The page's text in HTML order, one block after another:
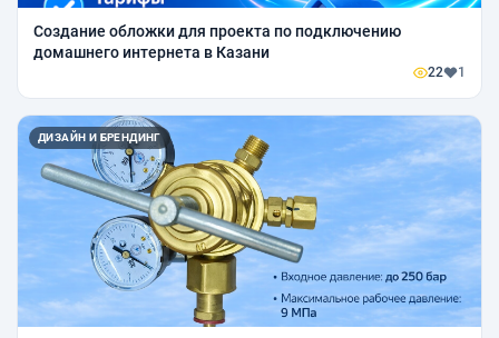
Создание обложки для проекта по подключению
домашнего интернета в Казани
22 1
ДИЗАЙН И БРЕНДИНГ